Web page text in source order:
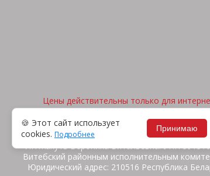
Цены действительны только для
2026, © "Арена
ИП Жакуть Вероника Витальевна. УНП
Витебский районным исполнительным
Юридический адрес: 210516 Республика
🍪 Этот сайт использует
cookies. Подробнее
Принимаю